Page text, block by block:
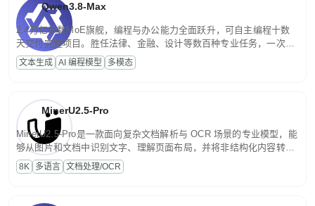
Qwen3.8-Max
2.4万亿参数MoE旗舰，编程与办公能力全面跃升，可自主编程十数
天交付完整项目。胜任法律、金融、设计等数百种专业任务，一次对
话端到端交付生产级成果。原生视觉理解贯穿规划、执行与验证全流
程，支持超长文档与长视频的深度语义解析。长程任务中自主规划与
文本生成 AI 编程模型 多模态
MinerU2.5-Pro
MinerU2.5-Pro是一款面向复杂文档解析与 OCR 场景的专业模型，能
够从图片和文档中识别文字、理解页面布局，并将非结构化内容转换
为便于存储、检索和二次处理的结构化结果。
8K 多语言 文档处理/OCR